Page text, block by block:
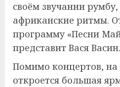
своём звучании
африканские ритмы.
программу «Песни
представит Вася Васин.
Помимо концертов,
откроется большая